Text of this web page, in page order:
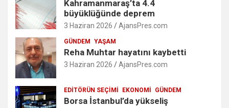
Kahramanmaraş’ta 4.4
büyüklüğünde deprem
3 Haziran 2026 AjansPres.com
GÜNDEM YAŞAM
Reha Muhtar hayatını kaybetti
3 Haziran 2026 AjansPres.com
EDITÖRÜN SEÇIMI EKONOMI GÜNDEM
Borsa İstanbul’da yükseliş